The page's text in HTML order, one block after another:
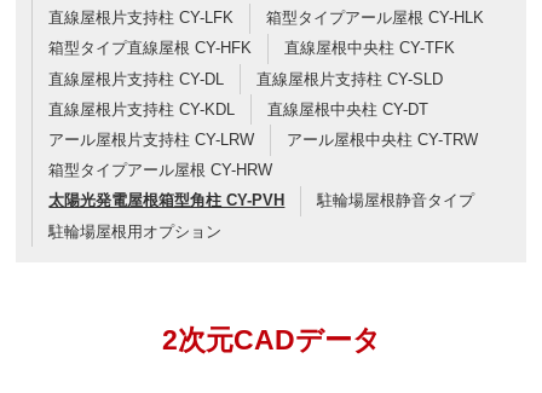
直線屋根片支持柱 CY-LFK
箱型タイプアール屋根 CY-HLK
箱型タイプ直線屋根 CY-HFK
直線屋根中央柱 CY-TFK
直線屋根片支持柱 CY-DL
直線屋根片支持柱 CY-SLD
直線屋根片支持柱 CY-KDL
直線屋根中央柱 CY-DT
アール屋根片支持柱 CY-LRW
アール屋根中央柱 CY-TRW
箱型タイプアール屋根 CY-HRW
太陽光発電屋根箱型角柱 CY-PVH
駐輪場屋根静音タイプ
駐輪場屋根用オプション
2次元CADデータ